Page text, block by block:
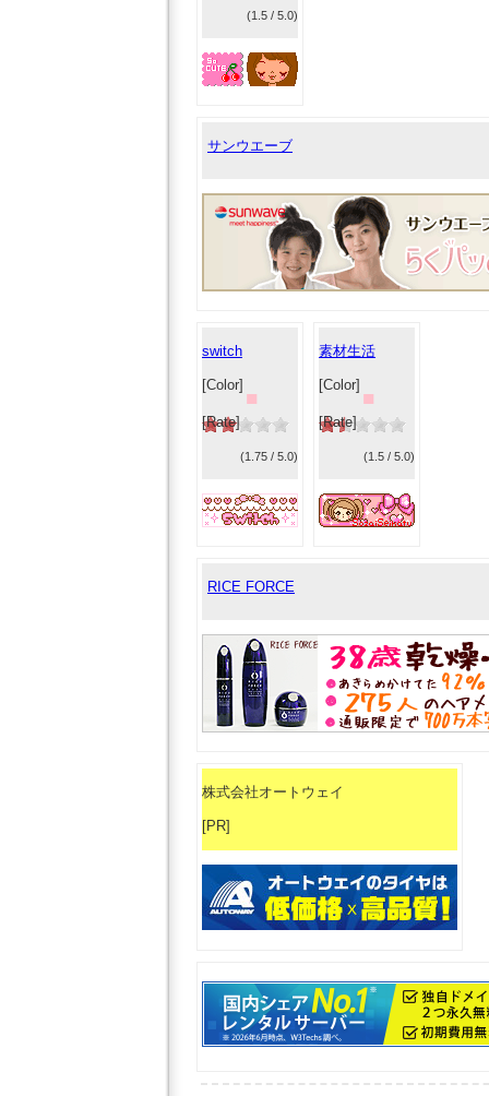
(1.5 / 5.0)
サンウエーブ
switch
[Color]
■
[Rate]
(1.75 / 5.0)
素材生活
[Color]
■
[Rate]
(1.5 / 5.0)
RICE FORCE
株式会社オートウェイ
[PR]